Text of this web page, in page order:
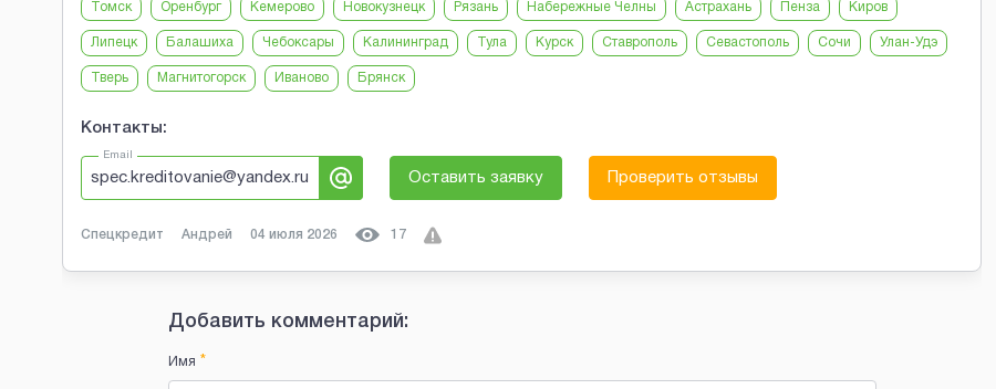
Томск Оренбург Кемерово Новокузнецк Рязань Набережные Челны Астрахань Пенза Киров
Липецк Балашиха Чебоксары Калининград Тула Курск Ставрополь Севастополь Сочи Улан-Удэ
Тверь Магнитогорск Иваново Брянск
Контакты:
Email
spec.kreditovanie@yandex.ru Оставить заявку Проверить отзывы
Спецкредит Андрей 04 июля 2026 17
Добавить комментарий:
Имя *